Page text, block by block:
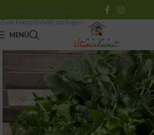
Zur Navigation springen
Zum Hauptinhalt springen
MENÜ